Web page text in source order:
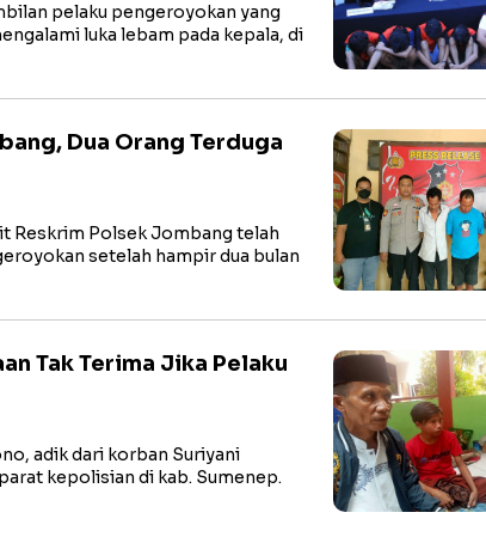
pelaku pengeroyokan yang
luka lebam pada kepala, di
Dua Orang Terduga
Reskrim Polsek Jombang telah
setelah hampir dua bulan
Tak Terima Jika Pelaku
adik dari korban Suriyani
kepolisian di kab. Sumenep.